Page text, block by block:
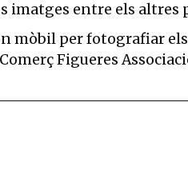
imatges entre els altres
mòbil per fotografiar
Figueres